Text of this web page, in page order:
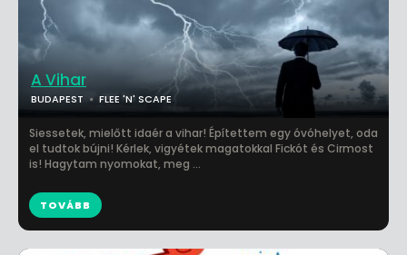
A Vihar
BUDAPEST FLEE 'N' SCAPE
Siessetek, mielőtt idaér a vihar! Építettem egy óvóhelyet, oda
el tudtok bújni! Kérlek, vigyétek magatokkal Fickót és Cirmost
is! Hagytam nyomokat, meg ...
TOVÁBB